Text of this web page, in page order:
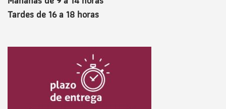
Tardes de 16 a 18 horas